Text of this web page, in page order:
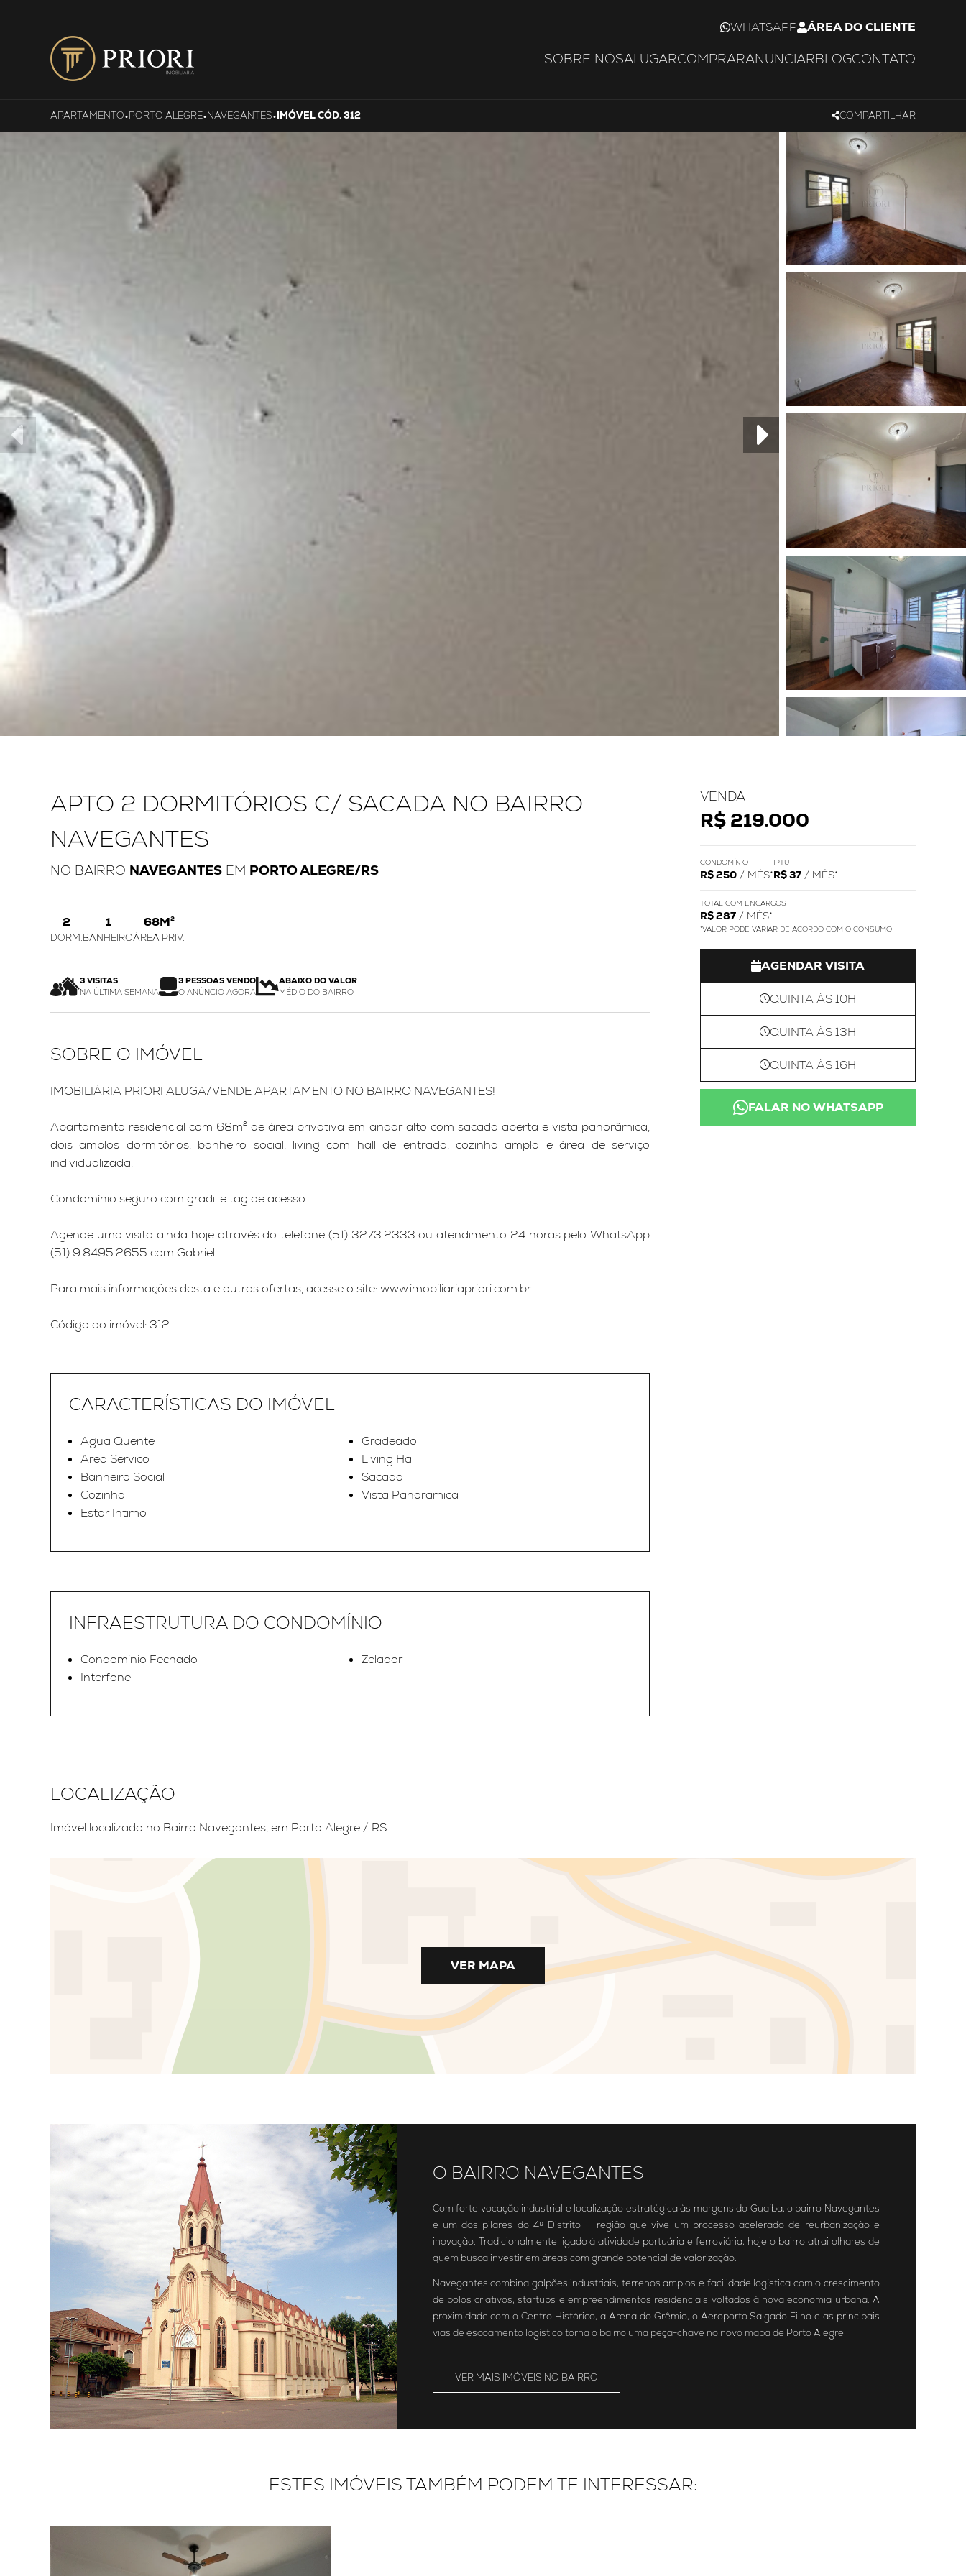
WHATSAPP ÁREA DO CLIENTE
SOBRE NÓSALUGARCOMPRARANUNCIARBLOGCONTATO
APARTAMENTO•PORTO ALEGRE•NAVEGANTES•IMÓVEL CÓD. 312 COMPARTILHAR
APTO 2 DORMITÓRIOS C/ SACADA NO BAIRRO
NAVEGANTES
NO BAIRRO NAVEGANTES EM PORTO ALEGRE/RS
2
DORM.
1
BANHEIRO
68M²
ÁREA PRIV.
3 VISITAS
NA ÚLTIMA SEMANA
3 PESSOAS VENDO
O ANÚNCIO AGORA
ABAIXO DO VALOR
MÉDIO DO BAIRRO
SOBRE O IMÓVEL
IMOBILIÁRIA PRIORI ALUGA/VENDE APARTAMENTO NO BAIRRO NAVEGANTES!
Apartamento residencial com 68m² de área privativa em andar alto com sacada aberta e vista panorâmica,
dois amplos dormitórios, banheiro social, living com hall de entrada, cozinha ampla e área de serviço
individualizada.
Condomínio seguro com gradil e tag de acesso.
Agende uma visita ainda hoje através do telefone (51) 3273.2333 ou atendimento 24 horas pelo WhatsApp
(51) 9.8495.2655 com Gabriel.
Para mais informações desta e outras ofertas, acesse o site: www.imobiliariapriori.com.br
Código do imóvel: 312
CARACTERÍSTICAS DO IMÓVEL
Agua Quente
Area Servico
Banheiro Social
Cozinha
Estar Intimo
Gradeado
Living Hall
Sacada
Vista Panoramica
INFRAESTRUTURA DO CONDOMÍNIO
Condominio Fechado
Interfone
Zelador
VENDA
R$ 219.000
CONDOMÍNIO
R$ 250 / MÊS*
IPTU
R$ 37 / MÊS*
TOTAL COM ENCARGOS
R$ 287 / MÊS*
*VALOR PODE VARIAR DE ACORDO COM O CONSUMO
AGENDAR VISITA
QUINTA ÀS 10H
QUINTA ÀS 13H
QUINTA ÀS 16H
FALAR NO WHATSAPP
LOCALIZAÇÃO
Imóvel localizado no Bairro Navegantes, em Porto Alegre / RS
VER MAPA
O BAIRRO NAVEGANTES
Com forte vocação industrial e localização estratégica às margens do Guaíba, o bairro Navegantes
é um dos pilares do 4º Distrito — região que vive um processo acelerado de reurbanização e
inovação. Tradicionalmente ligado à atividade portuária e ferroviária, hoje o bairro atrai olhares de
quem busca investir em áreas com grande potencial de valorização.
Navegantes combina galpões industriais, terrenos amplos e facilidade logística com o crescimento
de polos criativos, startups e empreendimentos residenciais voltados à nova economia urbana. A
proximidade com o Centro Histórico, a Arena do Grêmio, o Aeroporto Salgado Filho e as principais
vias de escoamento logístico torna o bairro uma peça-chave no novo mapa de Porto Alegre.
VER MAIS IMÓVEIS NO BAIRRO
ESTES IMÓVEIS TAMBÉM PODEM TE INTERESSAR: